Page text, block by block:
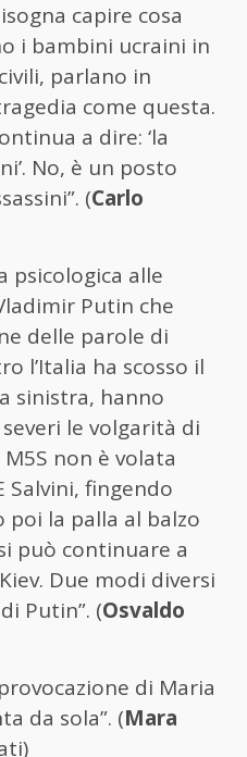
capire cosa
i bambini ucraini in
parlano in
come questa.
a dire: ‘la
No, è un posto
(Carlo
psicologica alle
Putin che
delle parole di
l’Italia ha scosso il
sinistra, hanno
le volgarità di
non è volata
Salvini, fingendo
poi la palla al balzo
può continuare a
Due modi diversi
Putin”. (Osvaldo
di Maria
da sola”. (Mara